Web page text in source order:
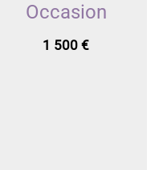
Occasion
1 500€